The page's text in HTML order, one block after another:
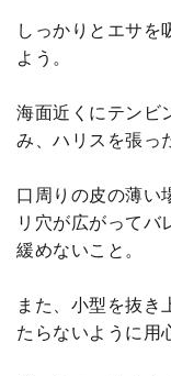
しっかりとエサを
よう。
海面近くにテンビ
み、ハリスを張っ
口周りの皮の薄い
リ穴が広がってバ
緩めないこと。
また、小型を抜き
たらないように用